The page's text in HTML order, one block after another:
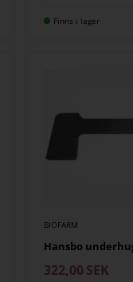
Finns i lager
BIOFARM
Hansbo
322,00 SEK